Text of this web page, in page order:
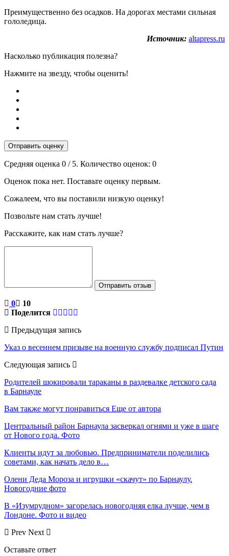
Преимущественно без осадков. На дорогах местами сильная
гололедица.
Источник: altapress.ru
Насколько публикация полезна?
Нажмите на звезду, чтобы оценить!
Отправить оценку
Средняя оценка 0 / 5. Количество оценок: 0
Оценок пока нет. Поставьте оценку первым.
Сожалеем, что вы поставили низкую оценку!
Позвольте нам стать лучше!
Расскажите, как нам стать лучше?
Отправить отзыв
0
10
Поделится
Предыдущая запись
Указ о весеннем призыве на военную службу подписал Путин
Следующая запись
Родителей шокировали тараканы в раздевалке детского сада
в Барнауле
Вам также могут понравиться Еще от автора
Центральный район Барнаула засверкал огнями и уже в шаге
от Нового года. Фото
Клиенты идут за любовью. Предприниматели поделились
советами, как начать дело в…
Олени Деда Мороза и игрушки «скачут» по Барнаулу.
Новогодние фото
В «Изумрудном» загорелась новогодняя елка лучше, чем в
Лондоне. Фото и видео
Prev Next
Оставьте ответ